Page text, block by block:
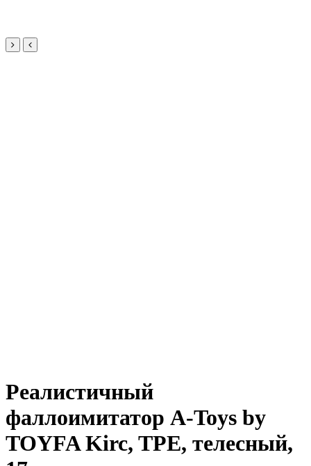
Реалистичный
фаллоимитатор A-Toys by
TOYFA Kirc, TPE, телесный,